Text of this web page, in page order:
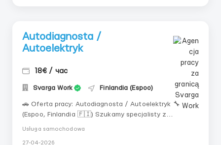
Autodiagnosta /
Autoelektryk
18€ / час
Svarga Work Finlandia (Espoo)
🚗 Oferta pracy: Autodiagnosta / Autoelektryk 🔧
(Espoo, Finlandia 🇫🇮) Szukamy specjalisty z
doświadczeniem w autoelektryce i diagnostyce! 🗣
Usługa samochodowa
27-04-2026